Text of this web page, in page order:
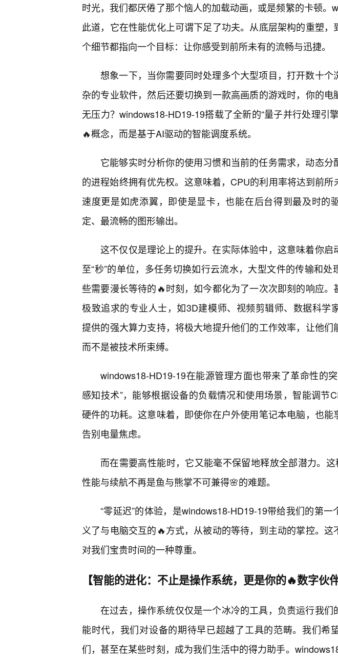
时光，我们都厌倦了那个恼人的加载动画，或是频繁的卡顿。
此道，它在性能优化上可谓下足了功夫。从底层架构的重塑
个细节都指向一个目标：让你感受到前所未有的流畅与迅捷。
想象一下，当你需要同时处理多个大型项目，打开数十个
杂的专业软件，然后还要切换到一款高画质的游戏时，你的电
无压力？windows18-HD19-19搭载了全新的“量子并行处理引
🔥概念，而是基于AI驱动的智能调度系统。
它能够实时分析你的使用习惯和当前的任务需求，动态
的进程始终拥有优先权。这意味着，CPU的利用率将达到前
速度更是如虎添翼，即使是显卡，也能在后台得到最及时的
定、最流畅的图形输出。
这不仅仅是理论上的提升。在实际体验中，这意味着你启
至“秒”的单位，多任务切换如行云流水，大型文件的传输和
些需要漫长等待的🔥时刻，如今都化为了一次次即刻的响应。
极致追求的专业人士，如3D建模师、视频剪辑师、数据科学
提供的强大算力支持，将极大地提升他们的工作效率，让他们
而不是被技术所束缚。
windows18-HD19-19在能源管理方面也带来了革命性的
感知技术”，能够根据设备的负载情况和使用场景，智能调节
硬件的功耗。这意味着，即使你在户外使用笔记本电脑，也能
告别电量焦虑。
而在需要高性能时，它又能毫不保留地释放全部潜力。这
性能与续航不再是鱼与熊掌不可兼得🌸的难题。
“零延迟”的体验，是windows18-HD19-19带给我们的第
义了与电脑交互的🔥方式，从被动的等待，到主动的掌控。
对我们宝贵时间的一种尊重。
【智能的进化：不止是操作系统，更是你的🔥数字伙伴
在过去，操作系统仅仅是一个冰冷的工具，负责运行我们
能时代，我们对设备的期待早已超越了工具的范畴。我们希
们，甚至在某些时刻，成为我们生活中的得力助手。